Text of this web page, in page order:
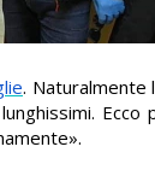
. Naturalmente
Ecco